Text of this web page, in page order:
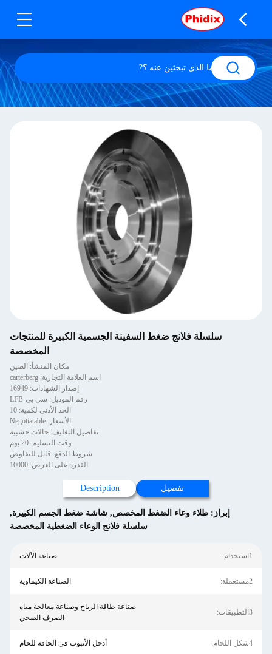
سلسلة فلانج ضغط السفينة الجسمية الكبيرة للمنتجات
المخصصة
مكان المنشأ: الصين
اسم العلامة التجارية: carterberg
إصدار الشهادات: 16949
رقم الموديل: سي بي-LFB
الحد الأدنى لكمية: 10
الأسعار: Negotiatable
تفاصيل التغليف: حالات خشبية
وقت التسليم: 20 يوم
شروط الدفع: قابل للتفاوض
القدرة على العرض: 10000
تفصيل Description
إبراز: طلاء وعاء الضغط المخصص, شاشة ضغط الجسم الكبيرة,
سلسلة فلانج الوعاء الضغطية المخصصة
1استخدام: صناعة الآلات
2مستعملة: الصناعة الكيماوية
3التطبيقات:
صناعة طاقة الرياح وصناعة معالجة مياه
الصرف الصحي
4شكل اللحام: أدخل الأنبوب في الحافة للحام